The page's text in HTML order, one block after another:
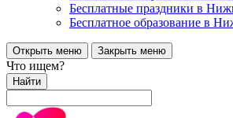
Бесплатные праздники в
Бесплатное образование в
Открыть меню Закрыть меню
Что ищем?
Найти